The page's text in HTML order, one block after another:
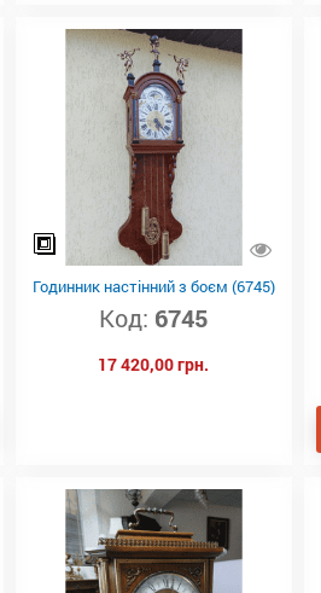
Годинник настінний з боєм (6745)
Код: 6745
17 420,00 грн.